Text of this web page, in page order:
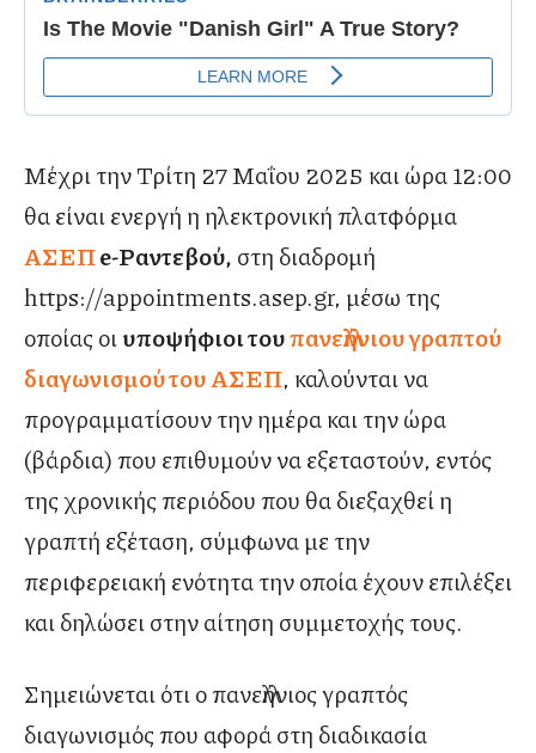
Μέχρι την Τρίτη 27 Μαΐου 2025 και ώρα 12:00
θα είναι ενεργή η ηλεκτρονική πλατφόρμα
ΑΣΕΠe-Ραντεβού, στη διαδρομή
https://appointments.asep.gr, μέσω της
οποίας οιυποψήφιοι τουπανελλήνιου γραπτού
διαγωνισμού του ΑΣΕΠ, καλούνται να
προγραμματίσουν την ημέρα και την ώρα
(βάρδια) που επιθυμούν να εξεταστούν, εντός
της χρονικής περιόδου που θα διεξαχθεί η
γραπτή εξέταση, σύμφωνα με την
περιφερειακή ενότητα την οποία έχουν επιλέξει
και δηλώσει στην αίτηση συμμετοχής τους.
Σημειώνεται ότι ο πανελλήνιος γραπτός
διαγωνισμός που αφορά στη διαδικασία